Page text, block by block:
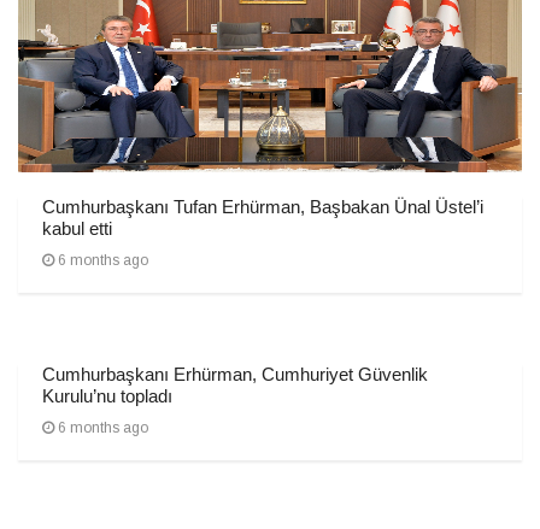
Cumhurbaşkanı Tufan Erhürman, Başbakan Ünal Üstel’i
kabul etti
6 months ago
Cumhurbaşkanı Erhürman, Cumhuriyet Güvenlik
Kurulu’nu topladı
6 months ago